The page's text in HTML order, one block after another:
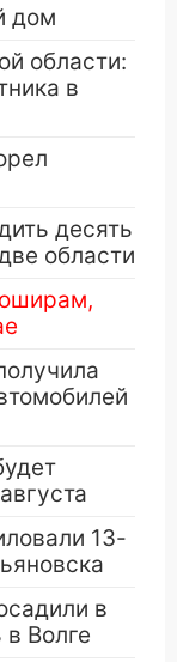
дом
области:
в
десять
области
13-
в
Волге